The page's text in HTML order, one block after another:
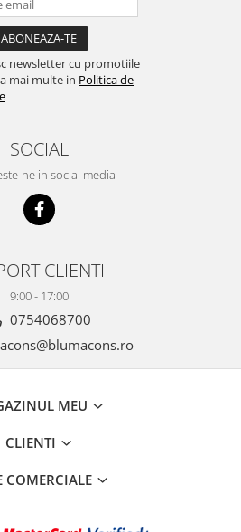
newsletter cu promotiile
mai multe in Politica de
SOCIAL
ne in social media
CLIENTI
9:00 - 17:00
0754068700
MEU
CLIENTI
COMERCIALE